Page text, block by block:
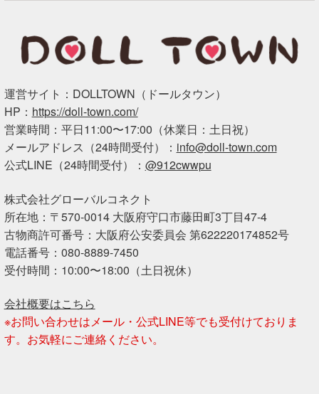
運営サイト：DOLLTOWN（ドールタウン）
HP： https://doll-town.com/
営業時間：平日11:00〜17:00（休業日：土日祝）
メールアドレス（24時間受付）： info@doll-town.com
公式LINE（24時間受付）： @912cwwpu
株式会社グローバルコネクト
所在地：〒570-0014 大阪府守口市藤田町3丁目47-4
古物商許可番号：大阪府公安委員会 第622220174852号
電話番号：080-8889-7450
受付時間：10:00〜18:00（土日祝休）
会社概要はこちら
※お問い合わせはメール・公式LINE等でも受付けておりま
す。お気軽にご連絡ください。